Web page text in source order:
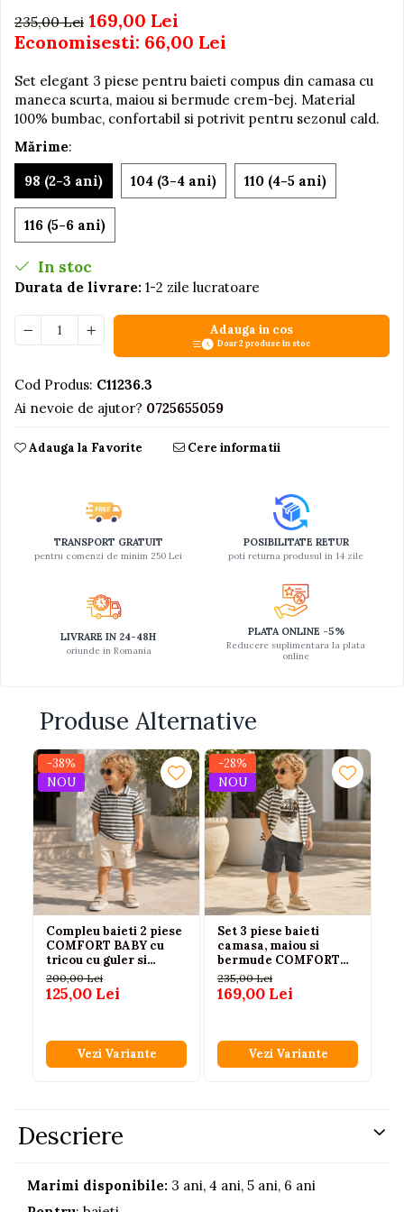
Jucarii educative din lemn
Motociclete
Muzica si instrumente
Pistoale
Plastilina
Proiectoare
Saltelute si centre de activitati
Set Avioane si submarine
Seturi de rufe
Trenuri cu sine
Vehicule de constructii
235,00 Lei 169,00 Lei
Economisesti: 66,00 Lei
Set elegant 3 piese pentru baieti compus din camasa cu
maneca scurta, maiou si bermude crem-bej. Material
100% bumbac, confortabil si potrivit pentru sezonul cald.
Mărime:
98 (2-3 ani)
104 (3-4 ani) 110 (4-5 ani)
116 (5-6 ani)
In stoc
Durata de livrare: 1-2 zile lucratoare
Adauga in cos
Doar 2 produse in stoc
Cod Produs: C11236.3
Ai nevoie de ajutor? 0725655059
Adauga la Favorite Cere informatii
TRANSPORT GRATUIT
pentru comenzi de minim 250 Lei
POSIBILITATE RETUR
poti returna produsul in 14 zile
LIVRARE IN 24-48H
oriunde in Romania
PLATA ONLINE -5%
Reducere suplimentara la plata
online
Produse Alternative
-38%
NOU
Compleu baieti 2 piese
COMFORT BABY cu
tricou cu guler si
bermude crem - 3-4-
5-6 ani
200,00 Lei
125,00 Lei
Vezi Variante
-28%
NOU
Set 3 piese baieti
camasa, maiou si
bermude COMFORT
bumbac albastru 3-6
ani
235,00 Lei
169,00 Lei
Vezi Variante
Descriere
Marimi disponibile: 3 ani, 4 ani, 5 ani, 6 ani